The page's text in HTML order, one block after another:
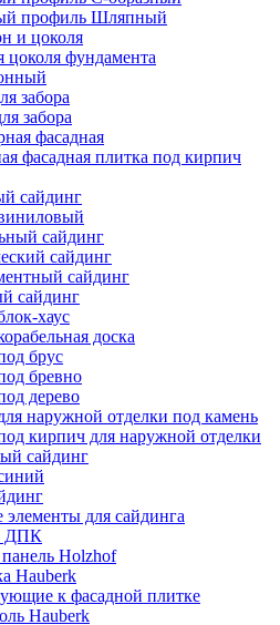
профиль Шляпный
и цоколя
цоколя фундамента
забора
забора
фасадная
фасадная плитка под кирпич
сайдинг
сайдинг
сайдинг
сайдинг
сайдинг
хаус
доска
брус
бревно
дерево
наружной отделки под камень
кирпич для наружной отделки
сайдинг
для сайдинга
ДПК
Holzhof
Hauberk
к фасадной плитке
Hauberk